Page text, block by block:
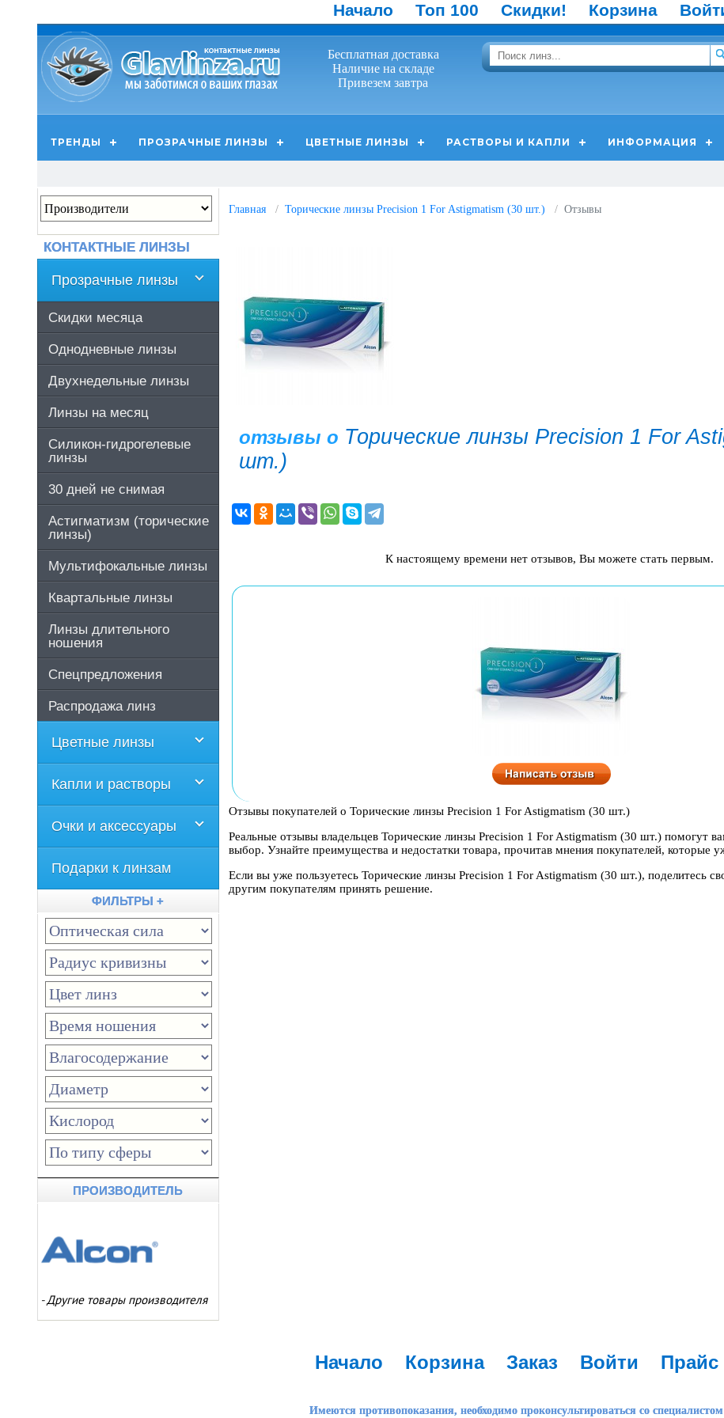
Начало Топ 100 Скидки! Корзина
Бесплатная доставка
Наличие на складе
Привезем завтра
ТРЕНДЫ ПРОЗРАЧНЫЕ ЛИНЗЫ ЦВЕТНЫЕ ЛИНЗЫ РАСТВОРЫ И КАПЛИ ИНФОРМАЦИЯ
Главная Торические линзы Precision 1 For Astigmatism (30 шт.) Отзывы
отзывы о Торические линзы Precision 1 For
шт.)
К настоящему времени нет отзывов, Вы можете стать первым.
Отзывы покупателей о Торические линзы Precision 1 For Astigmatism (30 шт.)
Реальные отзывы владельцев Торические линзы Precision 1 For Astigmatism (30 шт.) помогут
выбор. Узнайте преимущества и недостатки товара, прочитав мнения покупателей, которые
Если вы уже пользуетесь Торические линзы Precision 1 For Astigmatism (30 шт.), поделитесь
другим покупателям принять решение.
КОНТАКТНЫЕ ЛИНЗЫ
Прозрачные линзы
Скидки месяца
Однодневные линзы
Двухнедельные линзы
Линзы на месяц
Силикон-гидрогелевые
линзы
30 дней не снимая
Астигматизм (торические
линзы)
Мультифокальные линзы
Квартальные линзы
Линзы длительного
ношения
Спецпредложения
Распродажа линз
Цветные линзы
Капли и растворы
Очки и аксессуары
Подарки к линзам
ФИЛЬТРЫ +
ПРОИЗВОДИТЕЛЬ
-Другие товары производителя
Начало Корзина Заказ Войти Прайс
Имеются противопоказания, необходимо проконсультироваться со специалистом